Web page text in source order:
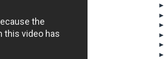
►
►
►
►
►
►